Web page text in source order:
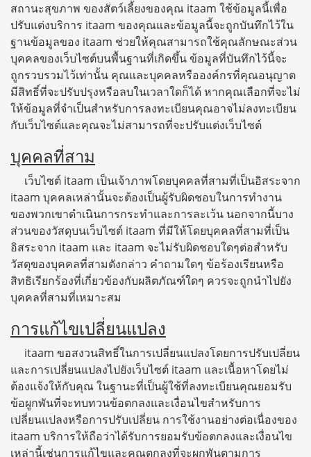
สถานะสุขภาพ ของสัตว์เลี้ยงของคุณ itaam ใช้ข้อมูลนี้เพื่อ
ปรับแต่งบริการ itaam ของคุณและข้อมูลนี้จะถูกบันทึกไว้ใน
ฐานข้อมูลของ itaam ช่วยให้คุณสามารถใช้คุณลักษณะส่วน
บุคคลของเว็บไซต์บนพื้นฐานที่เกิดขึ้น ข้อมูลที่บันทึกไว้นี้จะ
ถูกรวบรวมไว้เท่านั้น คุณและบุคคลหรือองค์กรที่คุณอนุญาต
มีสิทธิ์ที่จะปรับปรุงหรือลบในเวลาใดก็ได้ หากคุณเลือกที่จะไม่
ให้ข้อมูลที่จำเป็นสำหรับการลงทะเบียนคุณอาจไม่ลงทะเบียน
กับเว็บไซต์และคุณจะไม่สามารถที่จะปรับแต่งเว็บไซต์
บุคคลที่สาม
เว็บไซต์ itaam เป็นเจ้าภาพโดยบุคคลที่สามที่เป็นอิสระจาก
itaam บุคคลเหล่านั้นจะต้องเป็นผู้รับผิดชอบในการทำงาน
ของพวกเขาดำเนินการกระทำและการละเว้น นอกจากนี้บาง
ส่วนของวัสดุบนเว็บไซต์ itaam ที่มีให้โดยบุคคลที่สามที่เป็น
อิสระจาก itaam และ itaam จะไม่รับผิดชอบใดๆต่อสำหรับ
วัสดุของบุคคลที่สามดังกล่าว คำถามใดๆ ข้อร้องเรียนหรือ
สิทธิเรียกร้องที่เกี่ยวข้องกับผลิตภัณฑ์ใดๆ ควรจะถูกนำไปยัง
บุคคลที่สามที่เหมาะสม
การแก้ไขเปลี่ยนแปลง
itaam ขอสงวนสิทธิ์ในการเปลี่ยนแปลงโดยการปรับเปลี่ยน
และการเปลี่ยนแปลงไปยังเว็บไซต์ itaam และเนื้อหาโดยไม่
ต้องแจ้งให้กับคุณ ในฐานะที่เป็นผู้ใช้ที่ลงทะเบียนคุณยอมรับ
ข้อผูกพันที่จะทบทวนข้อตกลงและเงื่อนไขสำหรับการ
เปลี่ยนแปลงหรือการปรับเปลี่ยน การใช้งานอย่างต่อเนื่องของ
itaam บริการให้ถือว่าได้รับการยอมรับข้อตกลงและเงื่อนไข
เหล่านี้เช่นการแก้ไขและคุณตกลงที่จะผูกพันตามการ